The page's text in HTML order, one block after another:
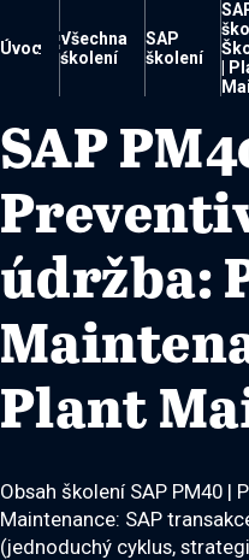

Úvod
Všechna
školení
SAP
školení
|
SAP
údržba:
Plant
Obsah školení SAP PM40 |
Maintenance: SAP
(jednoduchý cyklus,